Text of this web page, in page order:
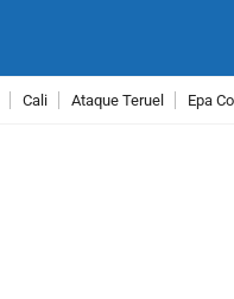
Cali Ataque Teruel Epa